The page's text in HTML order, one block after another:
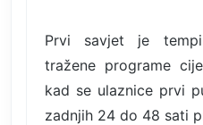
Prvi savjet je
tražene programe
kad se ulaznice prvi
zadnjih 24 do 48 sati